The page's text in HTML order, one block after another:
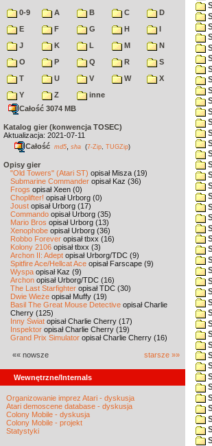
0-9 A B C
D
E
F G H
I
J
K L M
N
O
P Q R
S
T
U V W
X
Y
Z
inne
Całość 3074 MB
Katalog gier (konwencja TOSEC)
Aktualizacja: 2021-07-11
Całość md5 sha (7-Zip TUGZip)
Opisy gier
"Old Towers" (Atari ST) opisał Misza (19)
Submarine Commander opisał Kaz (36)
Frogs opisał Xeen (0)
Choplifter! opisał Urborg (0)
Joust opisał Urborg (17)
Commando opisał Urborg (35)
Mario Bros opisał Urborg (13)
Xenophobe opisał Urborg (36)
Robbo Forever opisał tbxx (16)
Kolony 2106 opisał tbxx (3)
Archon II: Adept opisał Urborg/TDC (9)
Spitfire Ace/Hellcat Ace opisał Farscape (9)
Wyspa opisał Kaz (9)
Archon opisał Urborg/TDC (16)
The Last Starfighter opisał TDC (30)
Dwie Wieże opisał Muffy (19)
Basil The Great Mouse Detective opisał Charlie
Cherry (125)
Inny Świat opisał Charlie Cherry (17)
Inspektor opisał Charlie Cherry (19)
Grand Prix Simulator opisał Charlie Cherry (16)
«« nowsze starsze »»
Wewnętrzne/Internals
Organizowanie imprez Atari - dyskusja
Atari demoscene database - dyskusja
Colony Mobile - dyskusja
Colony Mobile - projekt
Statystyki